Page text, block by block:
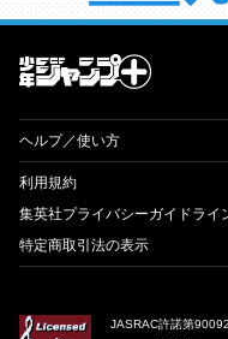
才能溢れる投稿作
ヘルプ／使い方
利用規約
集英社プライバシーガイドライ
特定商取引法の表示
JASRAC許諾第